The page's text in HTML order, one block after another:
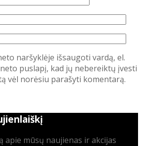
naršyklėje išsaugoti vardą, el.
puslapį, kad jų nebereiktų įvesti
vėl norėsiu parašyti komentarą.
apie mūsų naujienas ir akcijas